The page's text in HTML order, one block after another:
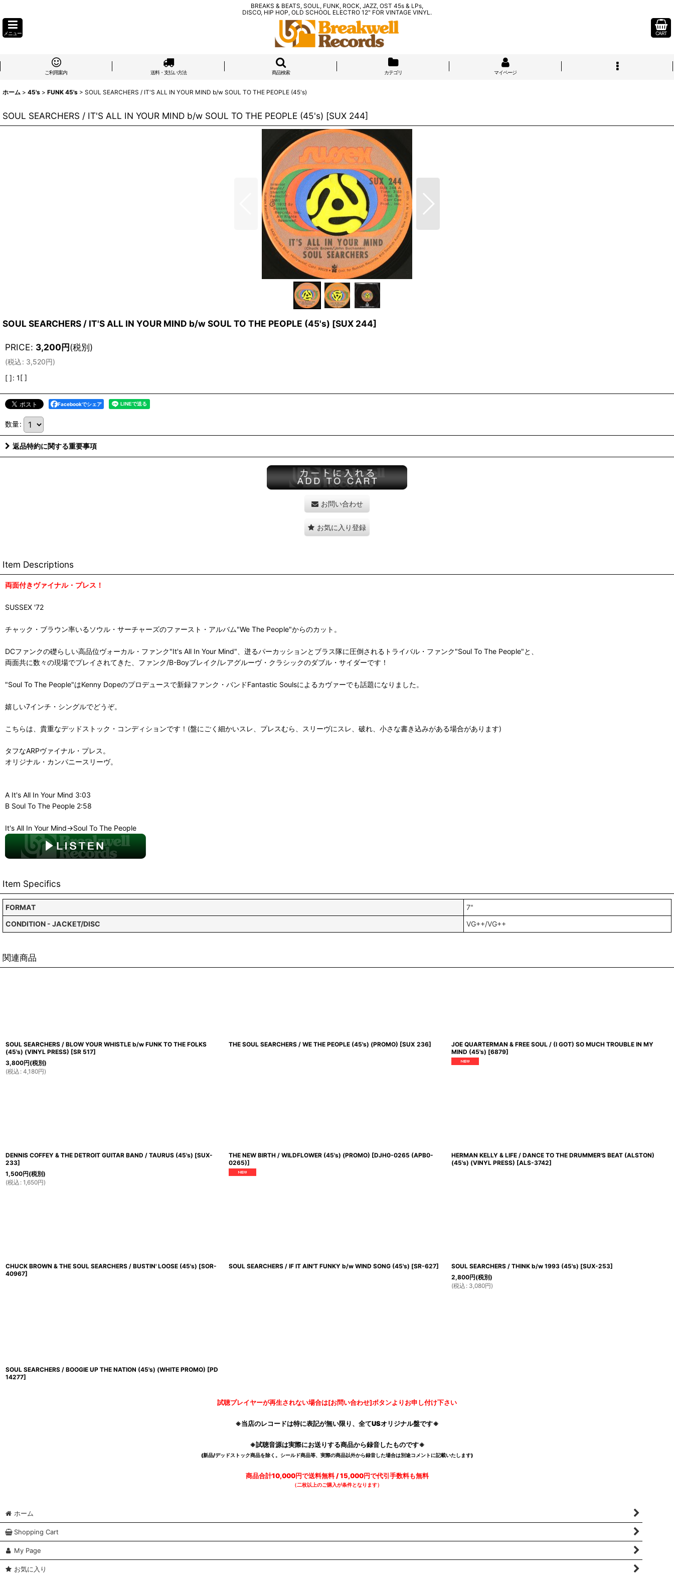
BREAKS & BEATS, SOUL, FUNK, ROCK, JAZZ, OST 45s & LPs,
DISCO, HIP HOP, OLD SCHOOL ELECTRO 12" FOR VINTAGE VINYL.
メニュー CART
ご利用案内 送料・支払い方法 商品検索 カテゴリ マイページ
ホーム > 45's > FUNK 45's > SOUL SEARCHERS / IT'S ALL IN YOUR MIND b/w SOUL TO THE PEOPLE (45's)
SOUL SEARCHERS / IT'S ALL IN YOUR MIND b/w SOUL TO THE PEOPLE (45's) [SUX 244]
SOUL SEARCHERS / IT'S ALL IN YOUR MIND b/w SOUL TO THE PEOPLE (45's) [SUX 244]
PRICE: 3,200円(税別)
(税込: 3,520円)
[ ]: 1[ ]
Facebookでシェア
数量:
返品特約に関する重要事項
お問い合わせ
お気に入り登録
Item Descriptions
両面付きヴァイナル・プレス！
SUSSEX '72
チャック・ブラウン率いるソウル・サーチャーズのファースト・アルバム"We The People"からのカット。
DCファンクの礎らしい高品位ヴォーカル・ファンク"It's All In Your Mind"、迸るパーカッションとブラス隊に圧倒されるトライバル・ファンク"Soul To The People"と、
両面共に数々の現場でプレイされてきた、ファンク/B-Boyブレイク/レアグルーヴ・クラシックのダブル・サイダーです！
"Soul To The People"はKenny Dopeのプロデュースで新録ファンク・バンドFantastic Soulsによるカヴァーでも話題になりました。
嬉しい7インチ・シングルでどうぞ。
こちらは、貴重なデッドストック・コンディションです！(盤にごく細かいスレ、プレスむら、スリーヴにスレ、破れ、小さな書き込みがある場合があります)
タフなARPヴァイナル・プレス。
オリジナル・カンパニースリーヴ。
A It's All In Your Mind 3:03
B Soul To The People 2:58
It's All In Your Mind→Soul To The People
Item Specifics
FORMAT
7"
CONDITION - JACKET/DISC
VG++/VG++
関連商品
SOUL SEARCHERS / BLOW YOUR WHISTLE b/w FUNK TO THE FOLKS
(45's) (VINYL PRESS) [SR 517]
3,800円(税別)
(税込 : 4,180円)
THE SOUL SEARCHERS / WE THE PEOPLE (45's) (PROMO) [SUX 236]
JOE QUARTERMAN & FREE SOUL / (I GOT) SO MUCH TROUBLE IN MY
MIND (45's) [6879]
DENNIS COFFEY & THE DETROIT GUITAR BAND / TAURUS (45's) [SUX-
233]
1,500円(税別)
(税込 : 1,650円)
THE NEW BIRTH / WILDFLOWER (45's) (PROMO) [DJH0-0265 (APB0-
0265)]
HERMAN KELLY & LIFE / DANCE TO THE DRUMMER'S BEAT (ALSTON)
(45's) (VINYL PRESS) [ALS-3742]
CHUCK BROWN & THE SOUL SEARCHERS / BUSTIN' LOOSE (45's) [SOR-
40967]
SOUL SEARCHERS / IF IT AIN'T FUNKY b/w WIND SONG (45's) [SR-627] SOUL SEARCHERS / THINK b/w 1993 (45's) [SUX-253]
2,800円(税別)
(税込 : 3,080円)
SOUL SEARCHERS / BOOGIE UP THE NATION (45's) (WHITE PROMO) [PD
14277]
試聴プレイヤーが再生されない場合は[お問い合わせ]ボタンよりお申し付け下さい
※当店のレコードは特に表記が無い限り、全てUSオリジナル盤です※
※試聴音源は実際にお送りする商品から録音したものです※
(新品/デッドストック商品を除く。シールド商品等、実際の商品以外から録音した場合は別途コメントに記載いたします)
商品合計10,000円で送料無料 / 15,000円で代引手数料も無料
（二枚以上のご購入が条件となります）
ホーム
Shopping Cart
My Page
お気に入り